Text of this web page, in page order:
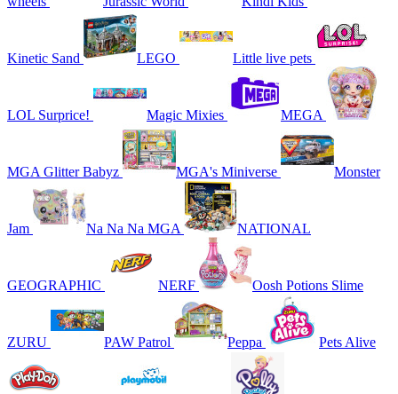
Kinetic Sand LEGO Little live pets
LOL Surprice! Magic Mixies MEGA
MGA Glitter Babyz MGA's Miniverse Monster
Jam Na Na Na MGA NATIONAL
GEOGRAPHIC NERF Oosh Potions Slime
ZURU PAW Patrol Peppa Pets Alive